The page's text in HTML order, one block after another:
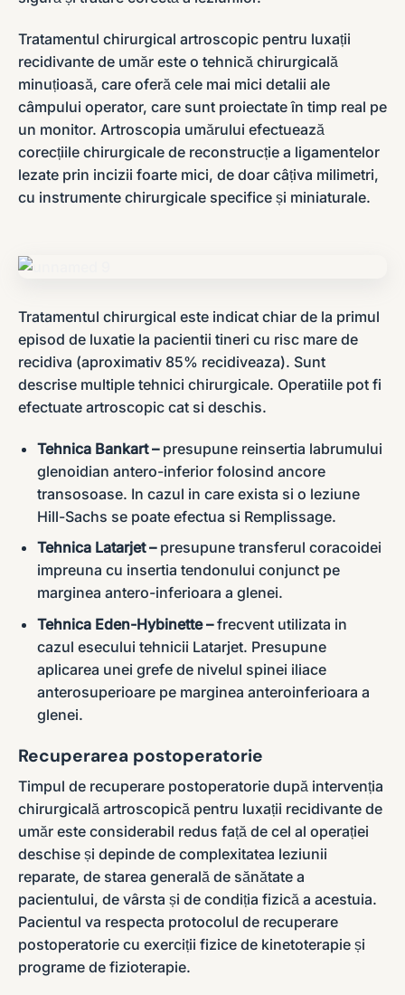
Tratamentul chirurgical artroscopic pentru luxații
recidivante de umăr este o tehnică chirurgicală
minuțioasă, care oferă cele mai mici detalii ale
câmpului operator, care sunt proiectate în timp real pe
un monitor. Artroscopia umărului efectuează
corecțiile chirurgicale de reconstrucție a ligamentelor
lezate prin incizii foarte mici, de doar câțiva milimetri,
cu instrumente chirurgicale specifice și miniaturale.
Tratamentul chirurgical este indicat chiar de la primul
episod de luxatie la pacientii tineri cu risc mare de
recidiva (aproximativ 85% recidiveaza). Sunt
descrise multiple tehnici chirurgicale. Operatiile pot fi
efectuate artroscopic cat si deschis.
Tehnica Bankart –presupune reinsertia labrumului
glenoidian antero-inferior folosind ancore
transosoase. In cazul in care exista si o leziune
Hill-Sachs se poate efectua si Remplissage.
Tehnica Latarjet –presupune transferul coracoidei
impreuna cu insertia tendonului conjunct pe
marginea antero-inferioara a glenei.
Tehnica Eden-Hybinette –frecvent utilizata in
cazul esecului tehnicii Latarjet. Presupune
aplicarea unei grefe de nivelul spinei iliace
anterosuperioare pe marginea anteroinferioara a
glenei.
Recuperarea postoperatorie
Timpul de recuperare postoperatorie după intervenția
chirurgicală artroscopică pentru luxații recidivante de
umăr este considerabil redus față de cel al operației
deschise și depinde de complexitatea leziunii
reparate, de starea generală de sănătate a
pacientului, de vârsta și de condiția fizică a acestuia.
Pacientul va respecta protocolul de recuperare
postoperatorie cu exerciții fizice de kinetoterapie și
programe de fizioterapie.